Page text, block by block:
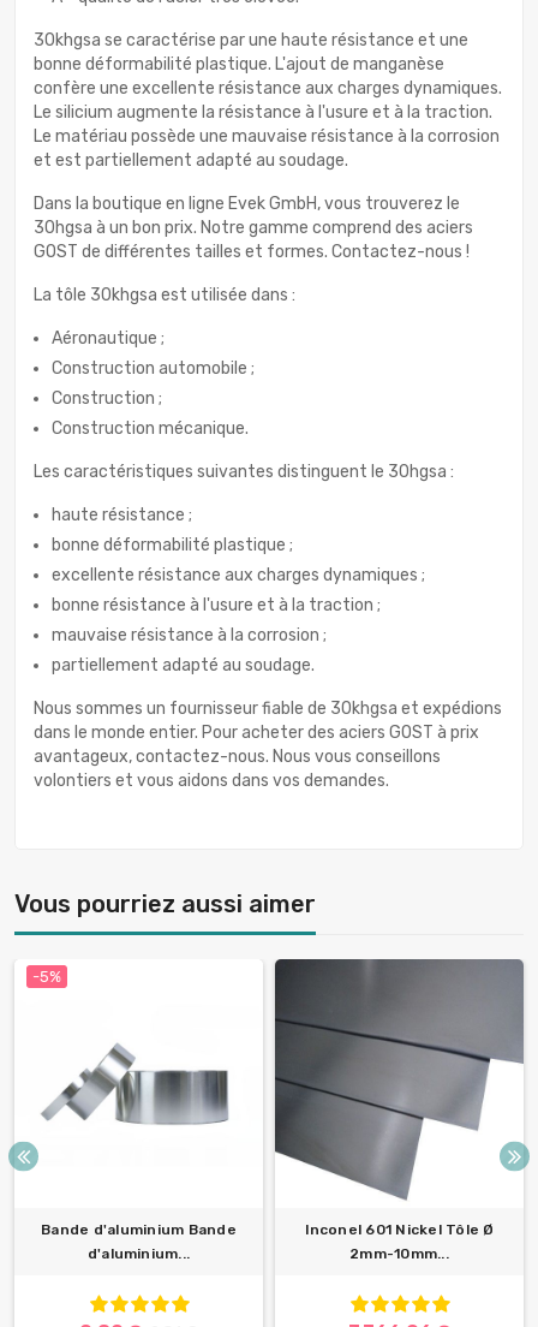
30khgsa se caractérise par une haute résistance et une
bonne déformabilité plastique. L'ajout de manganèse
confère une excellente résistance aux charges dynamiques.
Le silicium augmente la résistance à l'usure et à la traction.
Le matériau possède une mauvaise résistance à la corrosion
et est partiellement adapté au soudage.
Dans la boutique en ligne Evek GmbH, vous trouverez le
30hgsa à un bon prix. Notre gamme comprend des aciers
GOST de différentes tailles et formes. Contactez-nous !
La tôle 30khgsa est utilisée dans :
Aéronautique ;
Construction automobile ;
Construction ;
Construction mécanique.
Les caractéristiques suivantes distinguent le 30hgsa :
haute résistance ;
bonne déformabilité plastique ;
excellente résistance aux charges dynamiques ;
bonne résistance à l'usure et à la traction ;
mauvaise résistance à la corrosion ;
partiellement adapté au soudage.
Nous sommes un fournisseur fiable de 30khgsa et expédions
dans le monde entier. Pour acheter des aciers GOST à prix
avantageux, contactez-nous. Nous vous conseillons
volontiers et vous aidons dans vos demandes.
Vous pourriez aussi aimer
-5%
Bande d'aluminium Bande
d'aluminium...
Inconel 601 Nickel Tôle Ø
2mm-10mm...